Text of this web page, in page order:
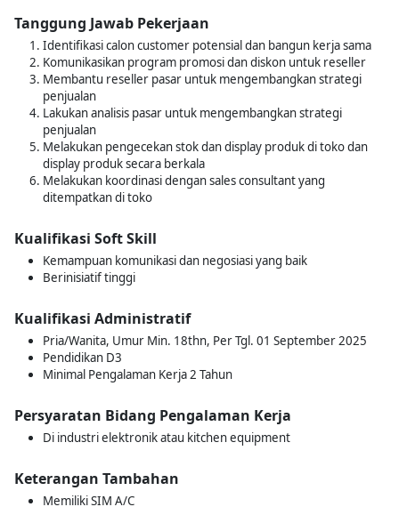
Tanggung Jawab Pekerjaan
Identifikasi calon customer potensial dan bangun kerja sama
Komunikasikan program promosi dan diskon untuk reseller
Membantu reseller pasar untuk mengembangkan strategi
penjualan
Lakukan analisis pasar untuk mengembangkan strategi
penjualan
Melakukan pengecekan stok dan display produk di toko dan
display produk secara berkala
Melakukan koordinasi dengan sales consultant yang
ditempatkan di toko
Kualifikasi Soft Skill
Kemampuan komunikasi dan negosiasi yang baik
Berinisiatif tinggi
Kualifikasi Administratif
Pria/Wanita, Umur Min. 18thn, Per Tgl. 01 September 2025
Pendidikan D3
Minimal Pengalaman Kerja 2 Tahun
Persyaratan Bidang Pengalaman Kerja
Di industri elektronik atau kitchen equipment
Keterangan Tambahan
Memiliki SIM A/C